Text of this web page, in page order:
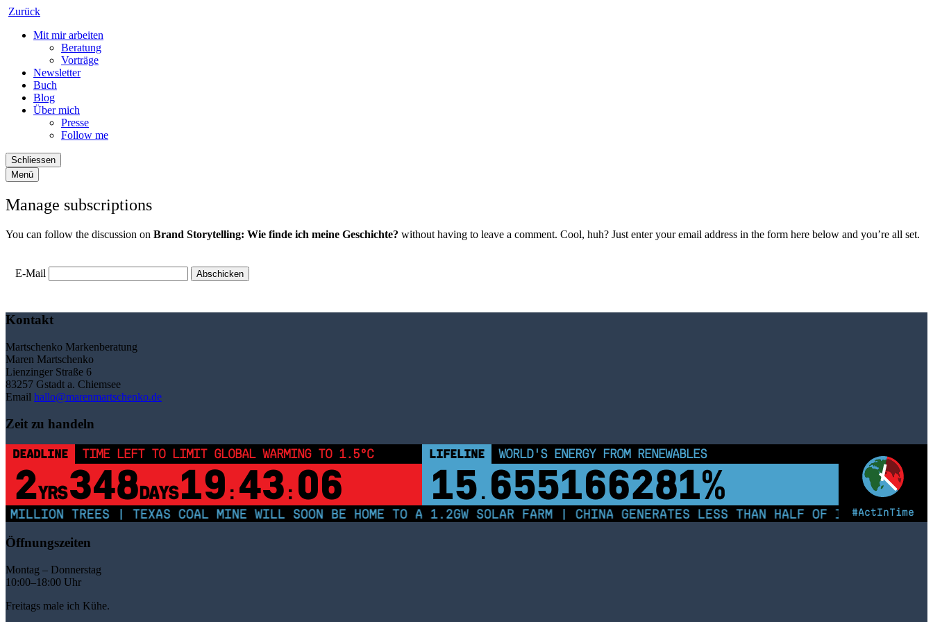
Zurück
Mit mir arbeiten
Beratung
Vorträge
Newsletter
Buch
Blog
Über mich
Presse
Follow me
Schliessen
Menü
Manage subscriptions
You can follow the discussion on Brand Storytelling: Wie finde ich meine Geschichte? without having to leave a comment. Cool, huh? Just enter your email address in the form here below and you’re all set.
E-Mail
Kontakt
Martschenko Markenberatung
Maren Martschenko
Lienzinger Straße 6
83257 Gstadt a. Chiemsee
Email hallo@marenmartschenko.de
Zeit zu handeln
#ActInTime
DEADLINE TIME LEFT TO LIMIT GLOBAL WARMING TO 1.5°C
2YRS348DAYS 19 : 43 : 06
LIFELINE WORLD'S ENERGY FROM RENEWABLES
15 . 655166286%
TREES | TEXAS COAL MINE WILL SOON BE HOME TO A 1.2GW SOLAR FARM | CHINA GENERATES LESS THAN HALF OF ITS
Öffnungszeiten
Montag – Donnerstag
10:00–18:00 Uhr
Freitags male ich Kühe.